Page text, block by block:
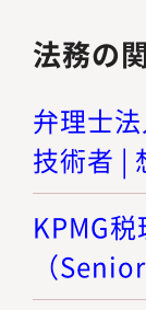
法務の
弁理士
技術者 |
KPMG
（